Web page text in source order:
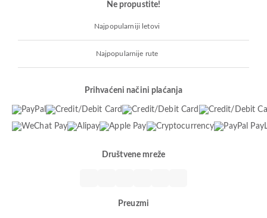
Ne propustite!
Najpopularniji letovi
Najpopularnije rute
Prihvaćeni načini plaćanja
Društvene mreže
Preuzmi